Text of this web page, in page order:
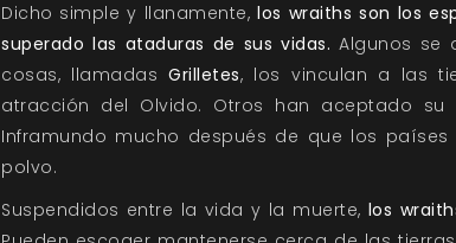
Dicho simple y llanamente,los wraiths son los
superado las ataduras de sus vidas. Algunos se
cosas, llamadasGrilletes, los vinculan a las
atracción del Olvido. Otros han aceptado
Inframundo mucho después de que los
polvo.
Suspendidos entre la vida y la muerte, los